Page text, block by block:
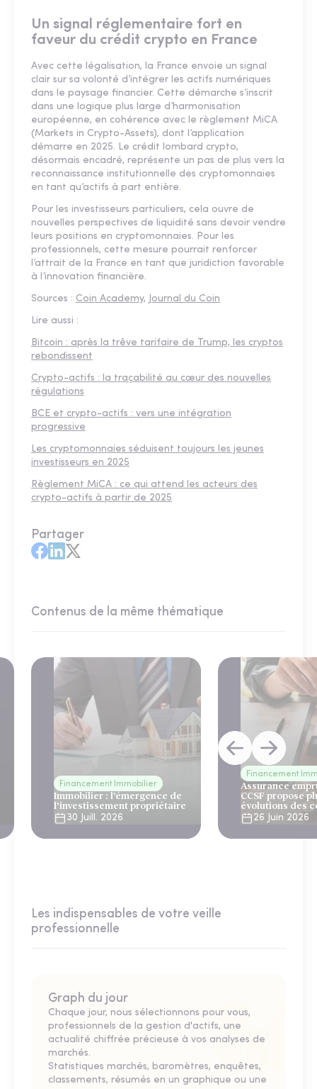
Un signal réglementaire fort en
faveur du crédit crypto en France
Avec cette légalisation, la France envoie un signal
clair sur sa volonté d’intégrer les actifs numériques
dans le paysage financier. Cette démarche s’inscrit
dans une logique plus large d’harmonisation
européenne, en cohérence avec le règlement MiCA
(Markets in Crypto-Assets), dont l’application
démarre en 2025. Le crédit lombard crypto,
désormais encadré, représente un pas de plus vers la
reconnaissance institutionnelle des cryptomonnaies
en tant qu’actifs à part entière.
Pour les investisseurs particuliers, cela ouvre de
nouvelles perspectives de liquidité sans devoir vendre
leurs positions en cryptomonnaies. Pour les
professionnels, cette mesure pourrait renforcer
l’attrait de la France en tant que juridiction favorable
à l’innovation financière.
Sources : Coin Academy, Journal du Coin
Lire aussi :
Bitcoin : après la trêve tarifaire de Trump, les cryptos
rebondissent
Crypto-actifs : la traçabilité au cœur des nouvelles
régulations
BCE et crypto-actifs : vers une intégration
progressive
Les cryptomonnaies séduisent toujours les jeunes
investisseurs en 2025
Règlement MiCA : ce qui attend les acteurs des
crypto-actifs à partir de 2025
Partager
Contenus de la même thématique
Financement Immobilier
Immobilier : l’émergence de
l’investissement propriétaire
30 Juill. 2026
Financement
Assurance
CCSF propose
évolutions des
26 Juin 2026
Les indispensables de votre veille
professionnelle
Graph du jour
Chaque jour, nous sélectionnons pour vous,
professionnels de la gestion d'actifs, une
actualité chiffrée précieuse à vos analyses de
marchés.
Statistiques marchés, baromètres, enquêtes,
classements, résumés en un graphique ou une